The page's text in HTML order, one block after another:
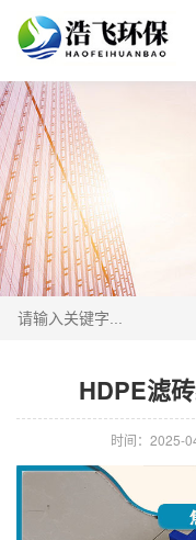
HDPE滤
时间：2025-